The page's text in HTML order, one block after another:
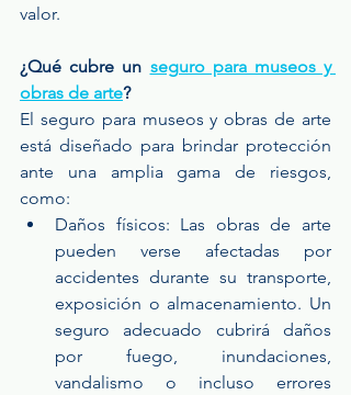
valor.
¿Qué cubre un seguro para museos y
obras de arte?
El seguro para museos y obras de arte
está diseñado para brindar protección
ante una amplia gama de riesgos,
como:
Daños físicos: Las obras de arte
pueden verse afectadas por
accidentes durante su transporte,
exposición o almacenamiento. Un
seguro adecuado cubrirá daños
por fuego, inundaciones,
vandalismo o incluso errores